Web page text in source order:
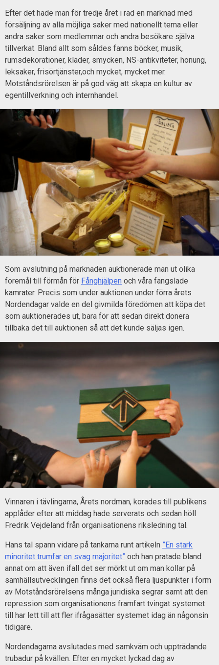
Efter det hade man för tredje året i rad en marknad med
försäljning av alla möjliga saker med nationellt tema eller
andra saker som medlemmar och andra besökare själva
tillverkat. Bland allt som såldes fanns böcker, musik,
rumsdekorationer, kläder, smycken, NS-antikviteter, honung,
leksaker, frisörtjänster,och mycket, mycket mer.
Motståndsrörelsen är på god väg att skapa en kultur av
egentillverkning och internhandel.
Som avslutning på marknaden auktionerade man ut olika
föremål till förmån för Fånghjälpen och våra fängslade
kamrater. Precis som under auktionen under förra årets
Nordendagar valde en del givmilda föredömen att köpa det
som auktionerades ut, bara för att sedan direkt donera
tillbaka det till auktionen så att det kunde säljas igen.
Vinnaren i tävlingarna, Årets nordman, korades till publikens
applåder efter att middag hade serverats och sedan höll
Fredrik Vejdeland från organisationens riksledning tal.
Hans tal spann vidare på tankarna runt artikeln ”En stark
minoritet trumfar en svag majoritet” och han pratade bland
annat om att även ifall det ser mörkt ut om man kollar på
samhällsutvecklingen finns det också flera ljuspunkter i form
av Motståndsrörelsens många juridiska segrar samt att den
repression som organisationens framfart tvingat systemet
till har lett till att fler ifrågasätter systemet idag än någonsin
tidigare.
Nordendagarna avslutades med samkväm och uppträdande
trubadur på kvällen. Efter en mycket lyckad dag av